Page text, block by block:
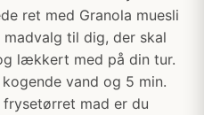
ret med Granola muesli
til dig, der skal
lækkert med på din tur.
vand og 5 min.
mad er du